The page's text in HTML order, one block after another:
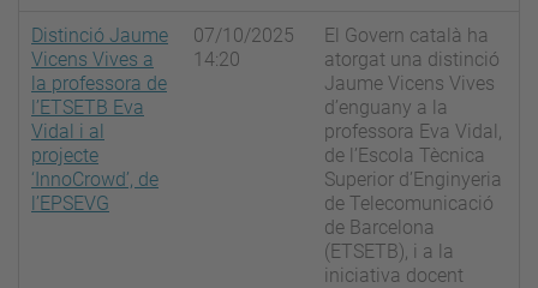
Distinció Jaume
Vicens Vives a
la professora de
l’ETSETB Eva
Vidal i al
projecte
‘InnoCrowd’, de
l’EPSEVG
07/10/2025
14:20
El Govern català ha
atorgat una distinció
Jaume Vicens Vives
d’enguany a la
professora Eva Vidal,
de l’Escola Tècnica
Superior d’Enginyeria
de Telecomunicació
de Barcelona
(ETSETB), i a la
iniciativa docent